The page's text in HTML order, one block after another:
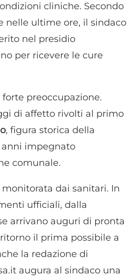
cliniche. Secondo
nelle ultime ore, il sindaco
nel presidio
per ricevere le cure
preoccupazione.
di affetto rivolti al primo
, figura storica della
impegnato
comunale.
dai sanitari. In
ufficiali, dalla
arrivano auguri di pronta
il prima possibile a
la redazione di
augura al sindaco una